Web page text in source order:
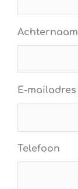
Achternaam
E-mailadres
Telefoon